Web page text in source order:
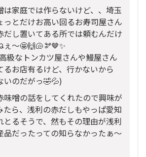
は家庭では作らないけど、、埼玉
っとだけお高い回るお寿司屋さん
だし置いてある所では頼むんだけ
ぇ〜🤩🙌🐚🫘🤎✨
級なトンカツ屋さんや鰻屋さん
るお店有るけど、行かないから
いのだがっ🤣💦)
味噌の話をしてくれたので興味が
たら、浅利の赤だしもやっぱ愛知
とるそうで、然もその理由が浅利
品だったっての知らなかったぁ〜